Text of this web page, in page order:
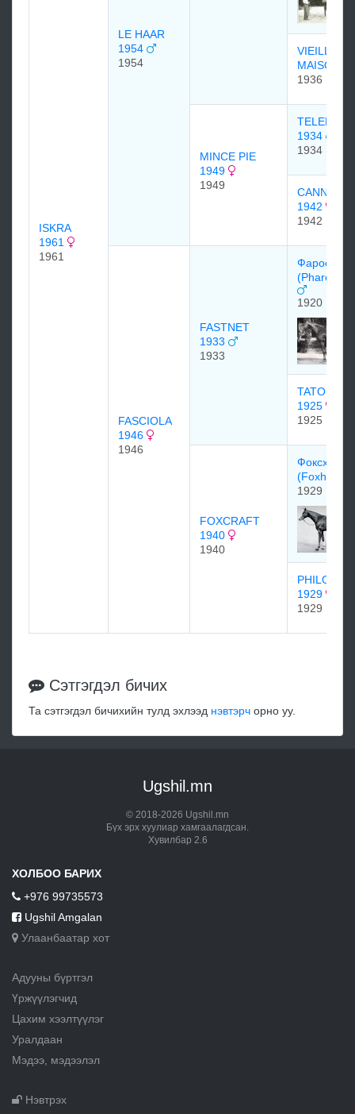
ISKRA
1961
1961
LE HAAR
1954
1954
VIEILLE
MAISON
1936
MINCE PIE
1949
1949
1934
1934
CANNELLE
1942
1942
FASCIOLA
1946
1946
FASTNET
1933
1933
Фарос
(Pharos)
1920
TATOULE
1925
1925
FOXCRAFT
1940
1940
1929
1929
1929
Сэтгэгдэл бичих
Та сэтгэгдэл бичихийн тулд эхлээд нэвтэрч орно уу.
Ugshil.mn
© 2018-2026 Ugshil.mn
Бүх эрх хуулиар хамгаалагдсан.
Хувилбар 2.6
ХОЛБОО БАРИХ
+976 99735573
Ugshil Amgalan
Улаанбаатар хот
Адууны бүртгэл
Үржүүлэгчид
Цахим хээлтүүлэг
Уралдаан
Мэдээ, мэдээлэл
Нэвтрэх